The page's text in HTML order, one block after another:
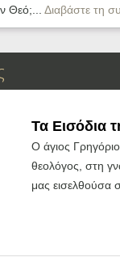
Θεό;... Διαβάστε τη
Τα Εισόδια
Ο άγιος
θεολόγος, στη
μας εισελθούσα